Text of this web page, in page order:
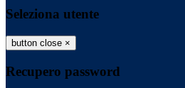
Seleziona utente
button close ×
Recupero password